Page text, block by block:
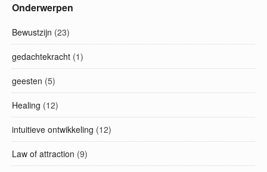
Onderwerpen
Bewustzijn (23)
gedachtekracht (1)
geesten (5)
Healing (12)
intuitieve ontwikkeling (12)
Law of attraction (9)